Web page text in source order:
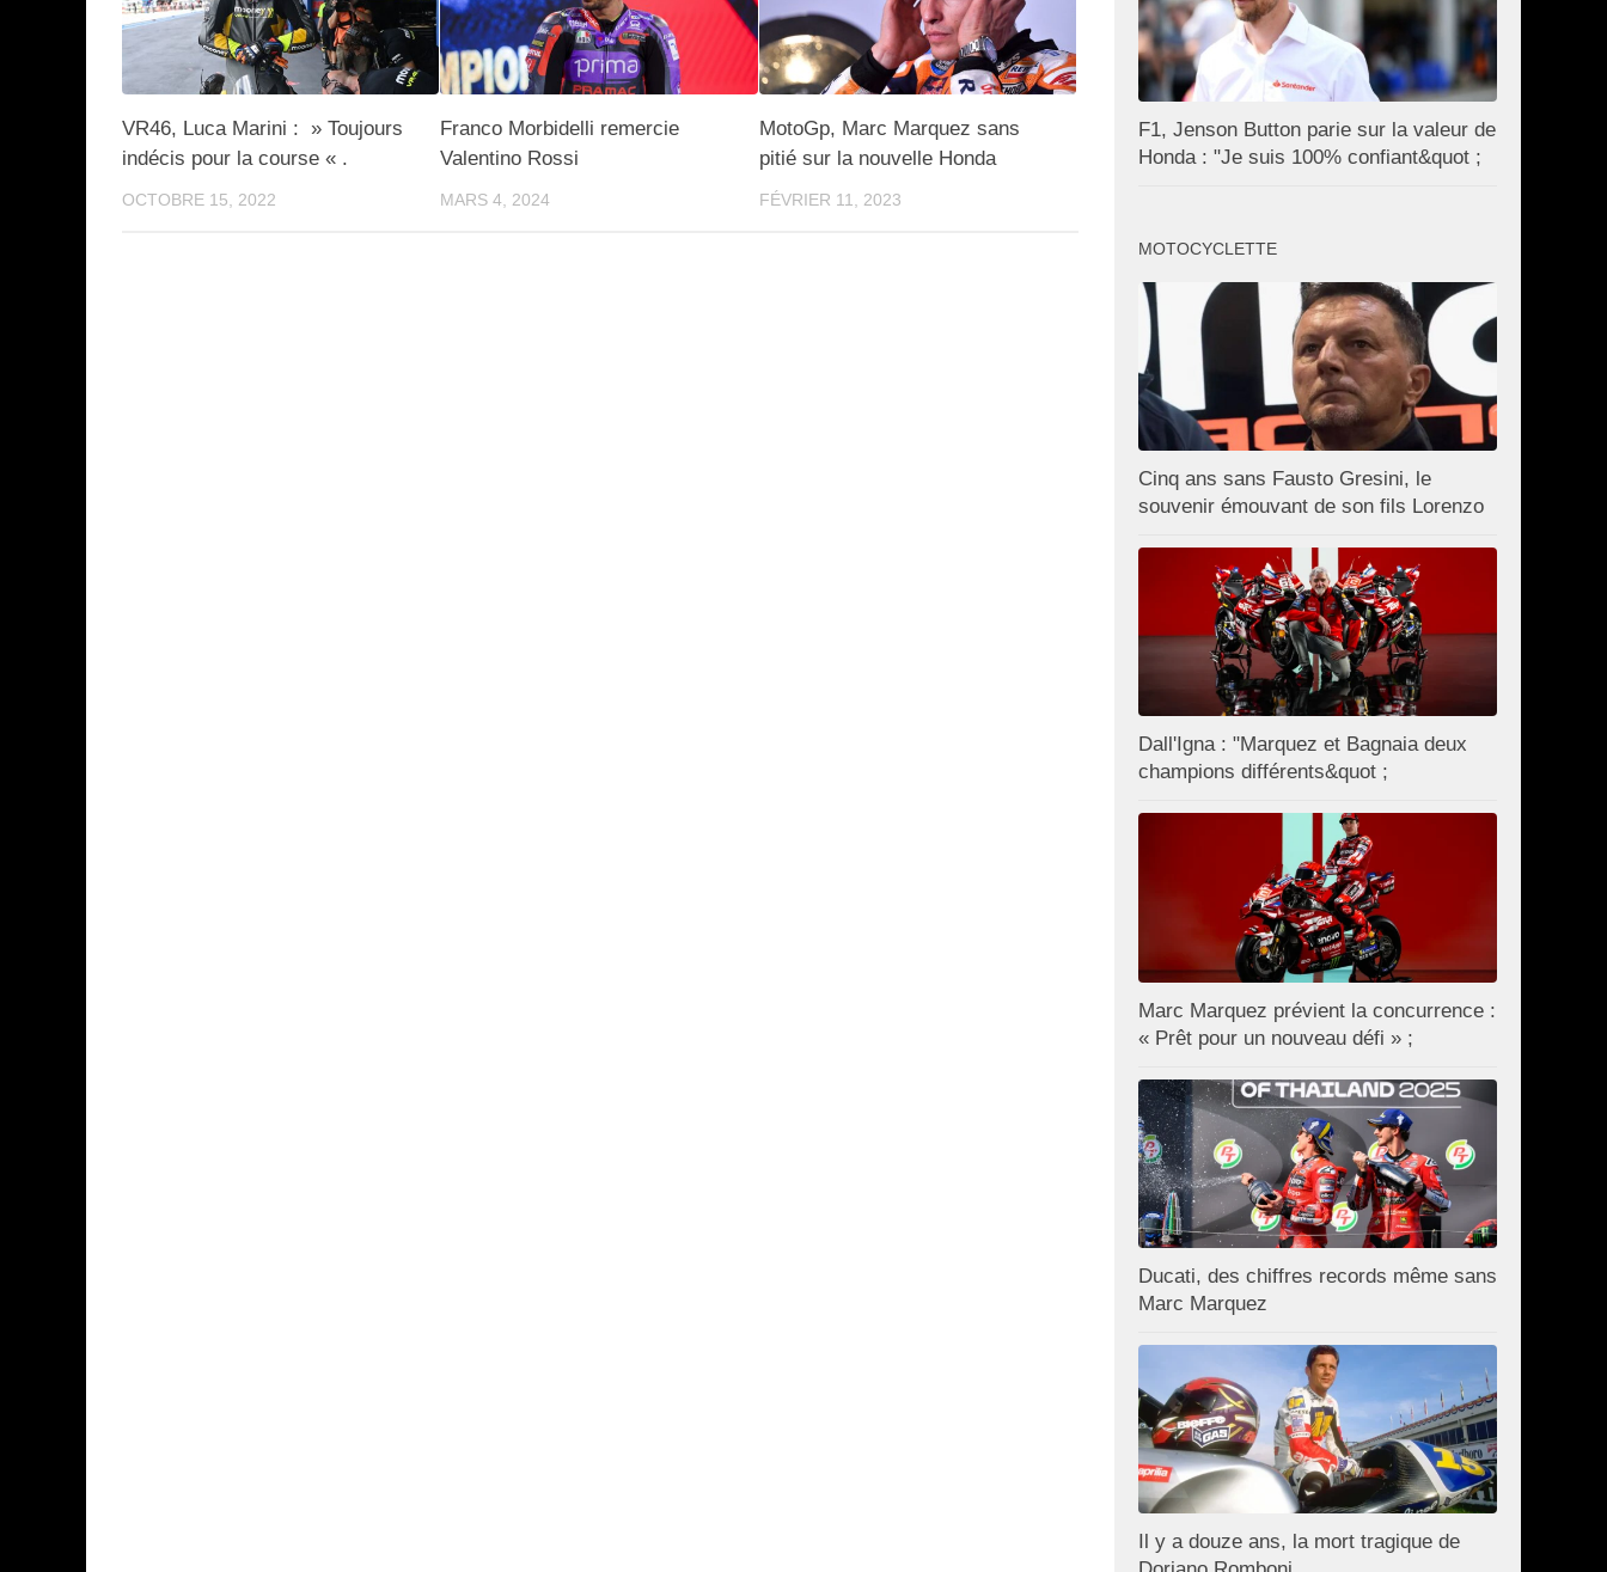
VR46, Luca Marini : » Toujours
indécis pour la course « .
OCTOBRE 15, 2022
Franco Morbidelli remercie
Valentino Rossi
MARS 4, 2024
MotoGp, Marc Marquez sans
pitié sur la nouvelle Honda
FÉVRIER 11, 2023
F1, Jenson Button parie sur la valeur de
Honda : "Je suis 100% confiant&quot ;
MOTOCYCLETTE
Cinq ans sans Fausto Gresini, le
souvenir émouvant de son fils Lorenzo
Dall'Igna : "Marquez et Bagnaia deux
champions différents&quot ;
Marc Marquez prévient la concurrence :
« Prêt pour un nouveau défi » ;
Ducati, des chiffres records même sans
Marc Marquez
Il y a douze ans, la mort tragique de